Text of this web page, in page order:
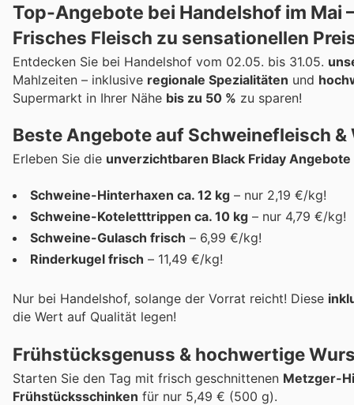
Top-Angebote bei Handelshof im Mai
Frisches Fleisch zu sensationellen
Entdecken Sie bei Handelshof vom 02.05. bis 31.05.
Mahlzeiten – inklusive regionale Spezialitäten und
Supermarkt in Ihrer Nähe bis zu 50 % zu sparen!
Beste Angebote auf Schweinefleisch
Erleben Sie die unverzichtbaren Black Friday Angebote
Schweine-Hinterhaxen ca. 12 kg – nur 2,19 €/kg!
Schweine-Koteletttrippen ca. 10 kg – nur 4,79 €/kg!
Schweine-Gulasch frisch – 6,99 €/kg!
Rinderkugel frisch – 11,49 €/kg!
Nur bei Handelshof, solange der Vorrat reicht! Diese
die Wert auf Qualität legen!
Frühstücksgenuss & hochwertige
Starten Sie den Tag mit frisch geschnittenen Metzger-
Frühstücksschinken für nur 5,49 € (500 g).